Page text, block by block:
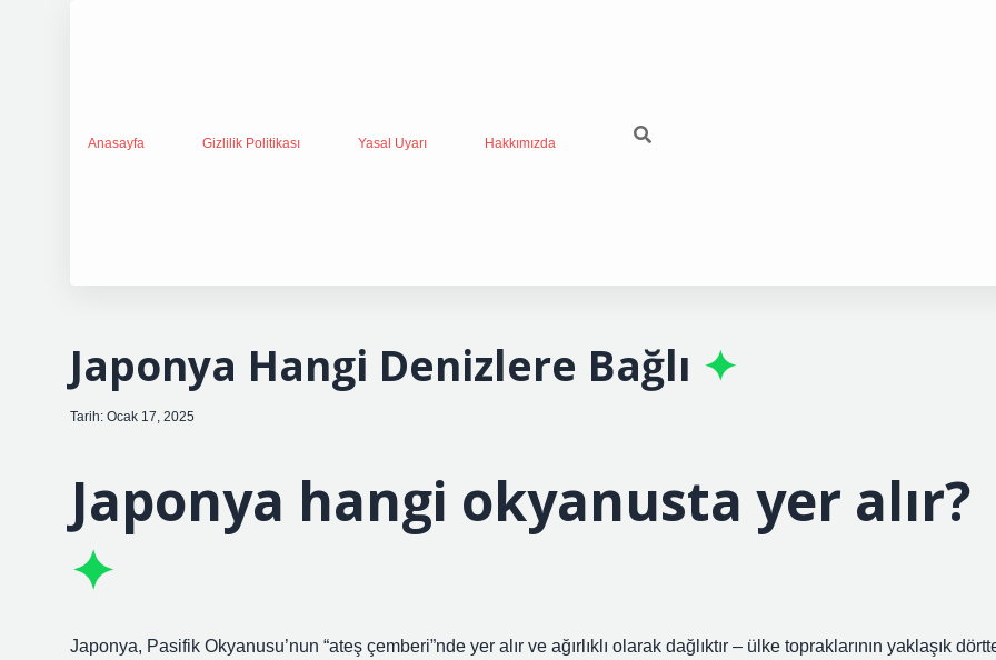
Anasayfa Gizlilik Politikası Yasal Uyarı Hakkımızda
Japonya Hangi Denizlere Bağlı
Tarih: Ocak 17, 2025
Japonya hangi okyanusta yer alır?
Japonya, Pasifik Okyanusu’nun “ateş çemberi”nde yer alır ve ağırlıklı olarak dağlıktır – ülke topraklarının yaklaşık